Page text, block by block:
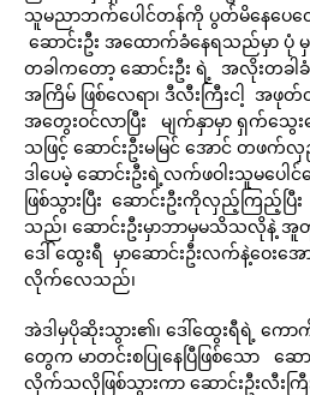
သူမညာဘက်ပေါင်တန်ကို ပွတ်မိနေပေ
ဆောင်းဦး အထောက်ခံနေရသည်မှာ ပုံ မှန်
တခါကတော့ ဆောင်းဦး ရဲ့ အလိုးတခါခံ
အကြိမ် ဖြစ်လေရာ၊ ဒီလီးကြီးငါ့ အဖု
အတွေးဝင်လာပြီး မျက်နှာမှာ ရှက်သွေး
သဖြင့် ဆောင်းဦးမမြင် အောင် တ
ဒါပေမဲ့ ဆောင်းဦးရဲ့လက်ဖဝါးသူမပေ
ဖြစ်သွားပြီး ဆောင်းဦးကိုလှည့်ကြည့်ပ
သည်၊ ဆောင်းဦးမှာဘာမှမသိသလိုနဲ့ အူ
ဒေါ် ထွေးရီ မှာဆောင်းဦးလက်နဲ့ဝေး
လိုက်လေသည်၊
အဲဒါမှပိုဆိုးသွား၏၊ ဒေါ်ထွေးရီရဲ့ ကေ
တွေက မာတင်းစပြုနေပြီဖြစ်သော ဆ
လိုက်သလိုဖြစ်သွားကာ ဆောင်းဦးလီးက